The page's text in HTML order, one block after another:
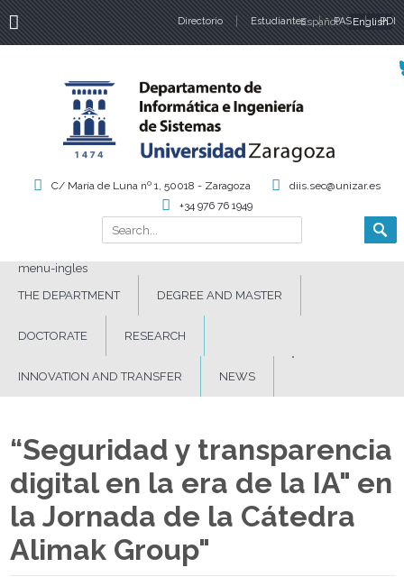
Directorio Estudiantes PAS PDI
Español English
Search form
Search
C/ María de Luna nº 1, 50018 - Zaragoza
diis.sec@unizar.es
+34 976 76 1949
menu-ingles
THE DEPARTMENT
DEGREE AND MASTER
DOCTORATE RESEARCH
INNOVATION AND TRANSFER NEWS
“Seguridad y transparencia
digital en la era de la IA" en
la Jornada de la Cátedra
Alimak Group"